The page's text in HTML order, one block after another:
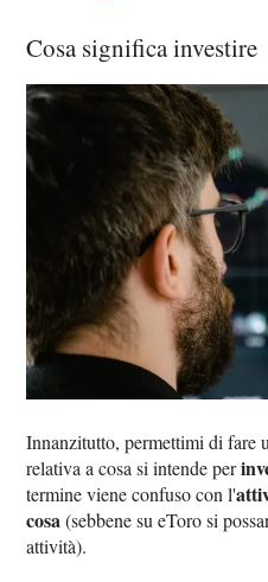
Cosa significa investire
Innanzitutto, permettimi di fare
relativa a cosa si intende per
termine viene confuso con l'
cosa(sebbene su eToro si
attività).